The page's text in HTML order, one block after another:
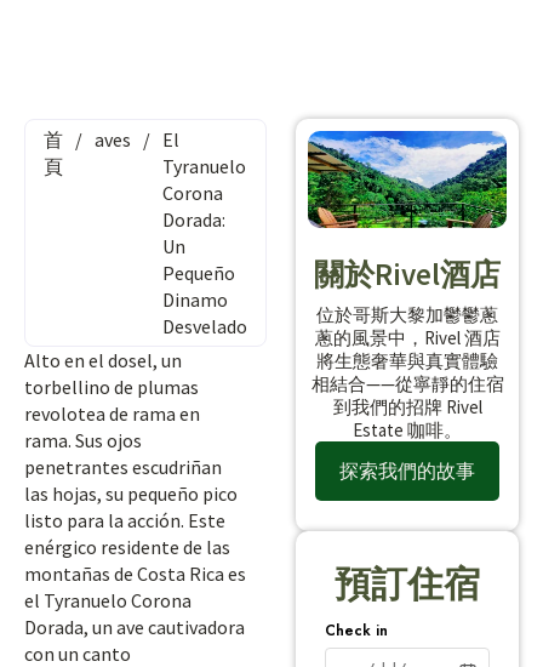
首
頁
/ aves / El
Tyranuelo
Corona
Dorada:
Un
Pequeño
Dinamo
Desvelado
Alto en el dosel, un
torbellino de plumas
revolotea de rama en
rama. Sus ojos
penetrantes escudriñan
las hojas, su pequeño pico
listo para la acción. Este
enérgico residente de las
montañas de Costa Rica es
el Tyranuelo Corona
Dorada, un ave cautivadora
con un canto
關於Rivel酒店
位於哥斯大黎加鬱鬱蔥
蔥的風景中，Rivel 酒店
將生態奢華與真實體驗
相結合——從寧靜的住宿
到我們的招牌 Rivel
Estate 咖啡。
探索我們的故事
預訂住宿
Check in